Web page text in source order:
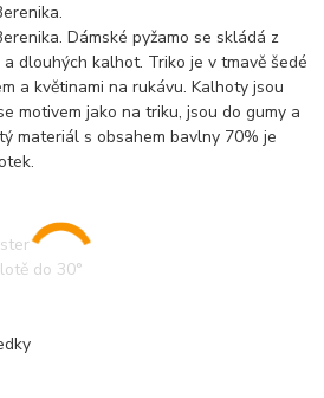
Dámské pyžamo se skládá z
dlouhých kalhot. Triko je v tmavě šedé
a květinami na rukávu. Kalhoty jsou
motivem jako na triku, jsou do gumy a
materiál s obsahem bavlny 70% je
do 30°